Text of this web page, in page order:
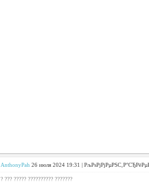
AnthonyPah 26 июля 2024 19:31 |
? ??? ????? ?????????? ???????